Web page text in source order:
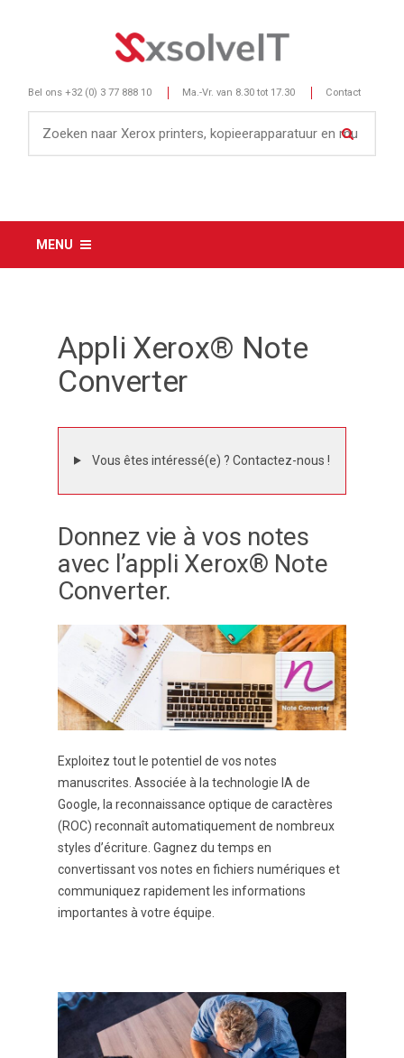
Bel ons +32 (0) 3 77 888 10 Ma.-Vr. van 8.30 tot 17.30 Contact
MENU
Appli Xerox® Note
Converter
Vous êtes intéressé(e) ? Contactez-nous !
Donnez vie à vos notes
avec l’appli Xerox® Note
Converter.
Exploitez tout le potentiel de vos notes
manuscrites. Associée à la technologie IA de
Google, la reconnaissance optique de caractères
(ROC) reconnaît automatiquement de nombreux
styles d’écriture. Gagnez du temps en
convertissant vos notes en fichiers numériques et
communiquez rapidement les informations
importantes à votre équipe.